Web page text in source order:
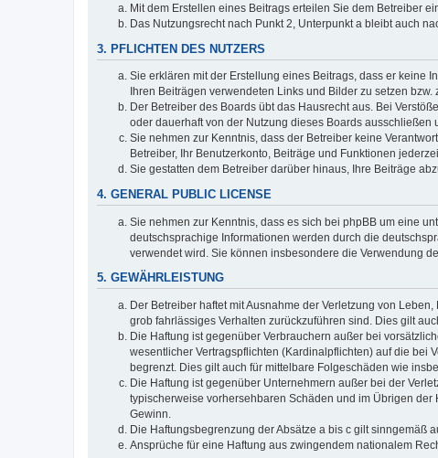
Mit dem Erstellen eines Beitrags erteilen Sie dem Betreiber
Das Nutzungsrecht nach Punkt 2, Unterpunkt a bleibt auch
3. PFLICHTEN DES NUTZERS
Sie erklären mit der Erstellung eines Beitrags, dass er keine
Ihren Beiträgen verwendeten Links und Bilder zu setzen bzw.
Der Betreiber des Boards übt das Hausrecht aus. Bei
oder dauerhaft von der Nutzung dieses Boards ausschließen
Sie nehmen zur Kenntnis, dass der Betreiber keine
Betreiber, Ihr Benutzerkonto, Beiträge und Funktionen
Sie gestatten dem Betreiber darüber hinaus, Ihre Beiträge
4. GENERAL PUBLIC LICENSE
Sie nehmen zur Kenntnis, dass es sich bei phpBB um eine
deutschsprachige Informationen werden durch die
verwendet wird. Sie können insbesondere die Verwendung
5. GEWÄHRLEISTUNG
Der Betreiber haftet mit Ausnahme der Verletzung von
grob fahrlässiges Verhalten zurückzuführen sind. Dies gilt
Die Haftung ist gegenüber Verbrauchern außer bei
wesentlicher Vertragspflichten (Kardinalpflichten) auf die bei
begrenzt. Dies gilt auch für mittelbare Folgeschäden wie
Die Haftung ist gegenüber Unternehmern außer bei der
typischerweise vorhersehbaren Schäden und im Übrigen
Gewinn.
Die Haftungsbegrenzung der Absätze a bis c gilt sinngemäß
Ansprüche für eine Haftung aus zwingendem nationalem